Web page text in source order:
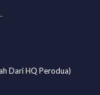
Dari HQ Perodua)